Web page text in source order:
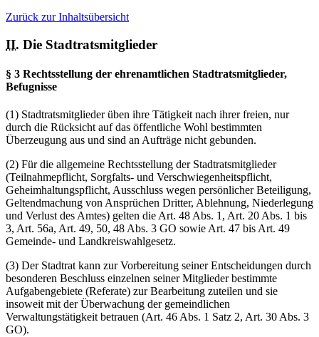
Zurück zur Inhaltsübersicht
II. Die Stadtratsmitglieder
§ 3 Rechtsstellung der ehrenamtlichen Stadtratsmitglieder,
Befugnisse
(1) Stadtratsmitglieder üben ihre Tätigkeit nach ihrer freien, nur
durch die Rücksicht auf das öffentliche Wohl bestimmten
Überzeugung aus und sind an Aufträge nicht gebunden.
(2) Für die allgemeine Rechtsstellung der Stadtratsmitglieder
(Teilnahmepflicht, Sorgfalts- und Verschwiegenheitspflicht,
Geheimhaltungspflicht, Ausschluss wegen persönlicher Beteiligung,
Geltendmachung von Ansprüchen Dritter, Ablehnung, Niederlegung
und Verlust des Amtes) gelten die Art. 48 Abs. 1, Art. 20 Abs. 1 bis
3, Art. 56a, Art. 49, 50, 48 Abs. 3 GO sowie Art. 47 bis Art. 49
Gemeinde- und Landkreiswahlgesetz.
(3) Der Stadtrat kann zur Vorbereitung seiner Entscheidungen durch
besonderen Beschluss einzelnen seiner Mitglieder bestimmte
Aufgabengebiete (Referate) zur Bearbeitung zuteilen und sie
insoweit mit der Überwachung der gemeindlichen
Verwaltungstätigkeit betrauen (Art. 46 Abs. 1 Satz 2, Art. 30 Abs. 3
GO).